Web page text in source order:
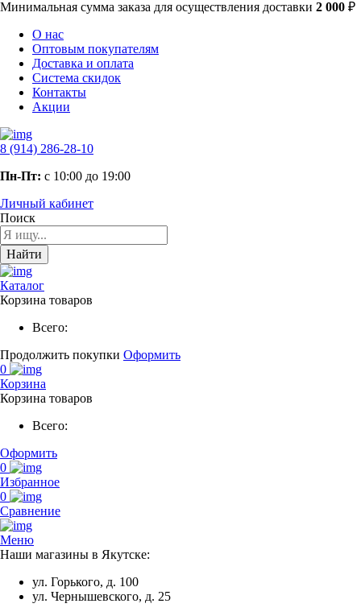
Минимальная сумма заказа для осуществления доставки 2 000 ₽
О нас
Оптовым покупателям
Доставка и оплата
Система скидок
Контакты
Акции
8 (914) 286-28-10
Пн-Пт: с 10:00 до 19:00
Личный кабинет
Поиск
Найти
Каталог
Корзина товаров
Всего:
Продолжить покупки Оформить
0
Корзина
Корзина товаров
Всего:
Оформить
0
Избранное
0
Сравнение
Меню
Наши магазины в Якутске:
ул. Горького, д. 100
ул. Чернышевского, д. 25